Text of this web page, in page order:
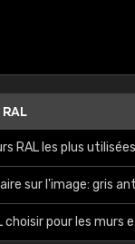
RAL
RAL les plus utilisées
sur l'image: gris
choisir pour les murs